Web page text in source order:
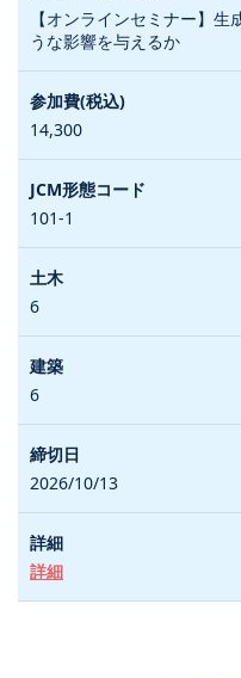
【オンラインセミナー】
うな影響を与えるか
14,300
101-1
6
6
2026/10/13
詳細